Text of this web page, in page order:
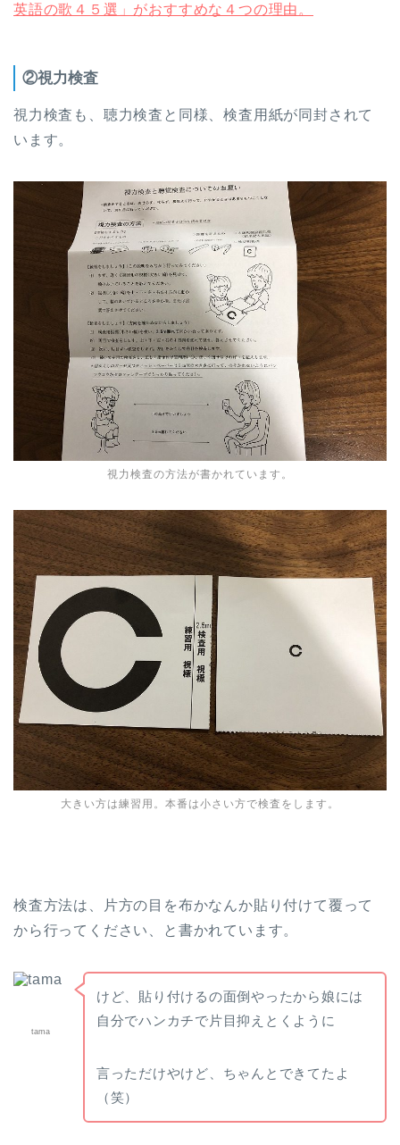
英語の歌４５選」がおすすめな４つの理由。
②視力検査
視力検査も、聴力検査と同様、検査用紙が同封されて
います。
視力検査の方法が書かれています。
大きい方は練習用。本番は小さい方で検査をします。
検査方法は、片方の目を布かなんか貼り付けて覆って
から行ってください、と書かれています。
tama
けど、貼り付けるの面倒やったから娘には
自分でハンカチで片目抑えとくように
言っただけやけど、ちゃんとできてたよ
（笑）